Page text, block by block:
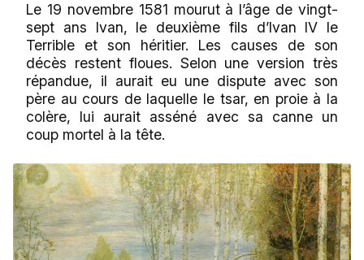
Le 19 novembre 1581 mourut à l’âge de vingt-
sept ans Ivan, le deuxième fils d’Ivan IV le
Terrible et son héritier. Les causes de son
décès restent floues. Selon une version très
répandue, il aurait eu une dispute avec son
père au cours de laquelle le tsar, en proie à la
colère, lui aurait asséné avec sa canne un
coup mortel à la tête.